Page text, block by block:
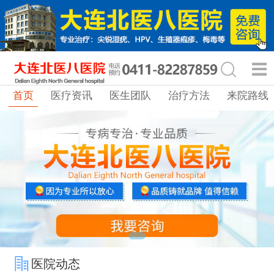
首页 医疗资讯 医生团队 治疗方法 来院路线
医院动态